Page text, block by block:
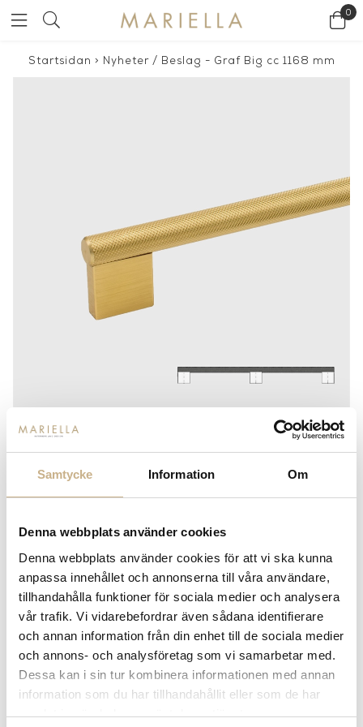
Samtycke Information Om
Denna webbplats använder cookies
Denna webbplats använder cookies för att vi ska kunna
anpassa innehållet och annonserna till våra användare,
tillhandahålla funktioner för sociala medier och analysera
vår trafik. Vi vidarebefordrar även sådana identifierare
och annan information från din enhet till de sociala medier
och annons- och analysföretag som vi samarbetar med.
Dessa kan i sin tur kombinera informationen med annan
information som du har tillhandahållit eller som de har
samlat in när du har använt deras tjänster.
0
Startsidan > Nyheter/ Beslag - Graf Big cc 1168 mm
699kr
LÄGG I VARUKORG
14 dagars returrätt på lagervaror. Läs mer